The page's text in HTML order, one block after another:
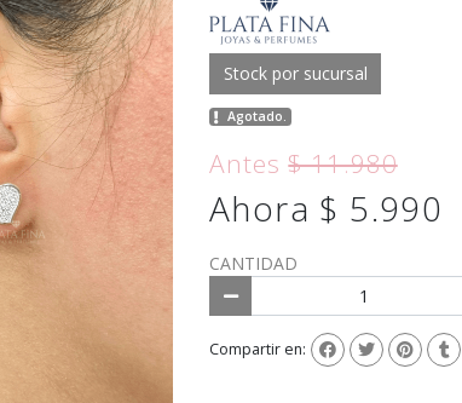
Stock por sucursal
Agotado.
Antes$ 11.980
Ahora $ 5.990
CANTIDAD
Compartir en: